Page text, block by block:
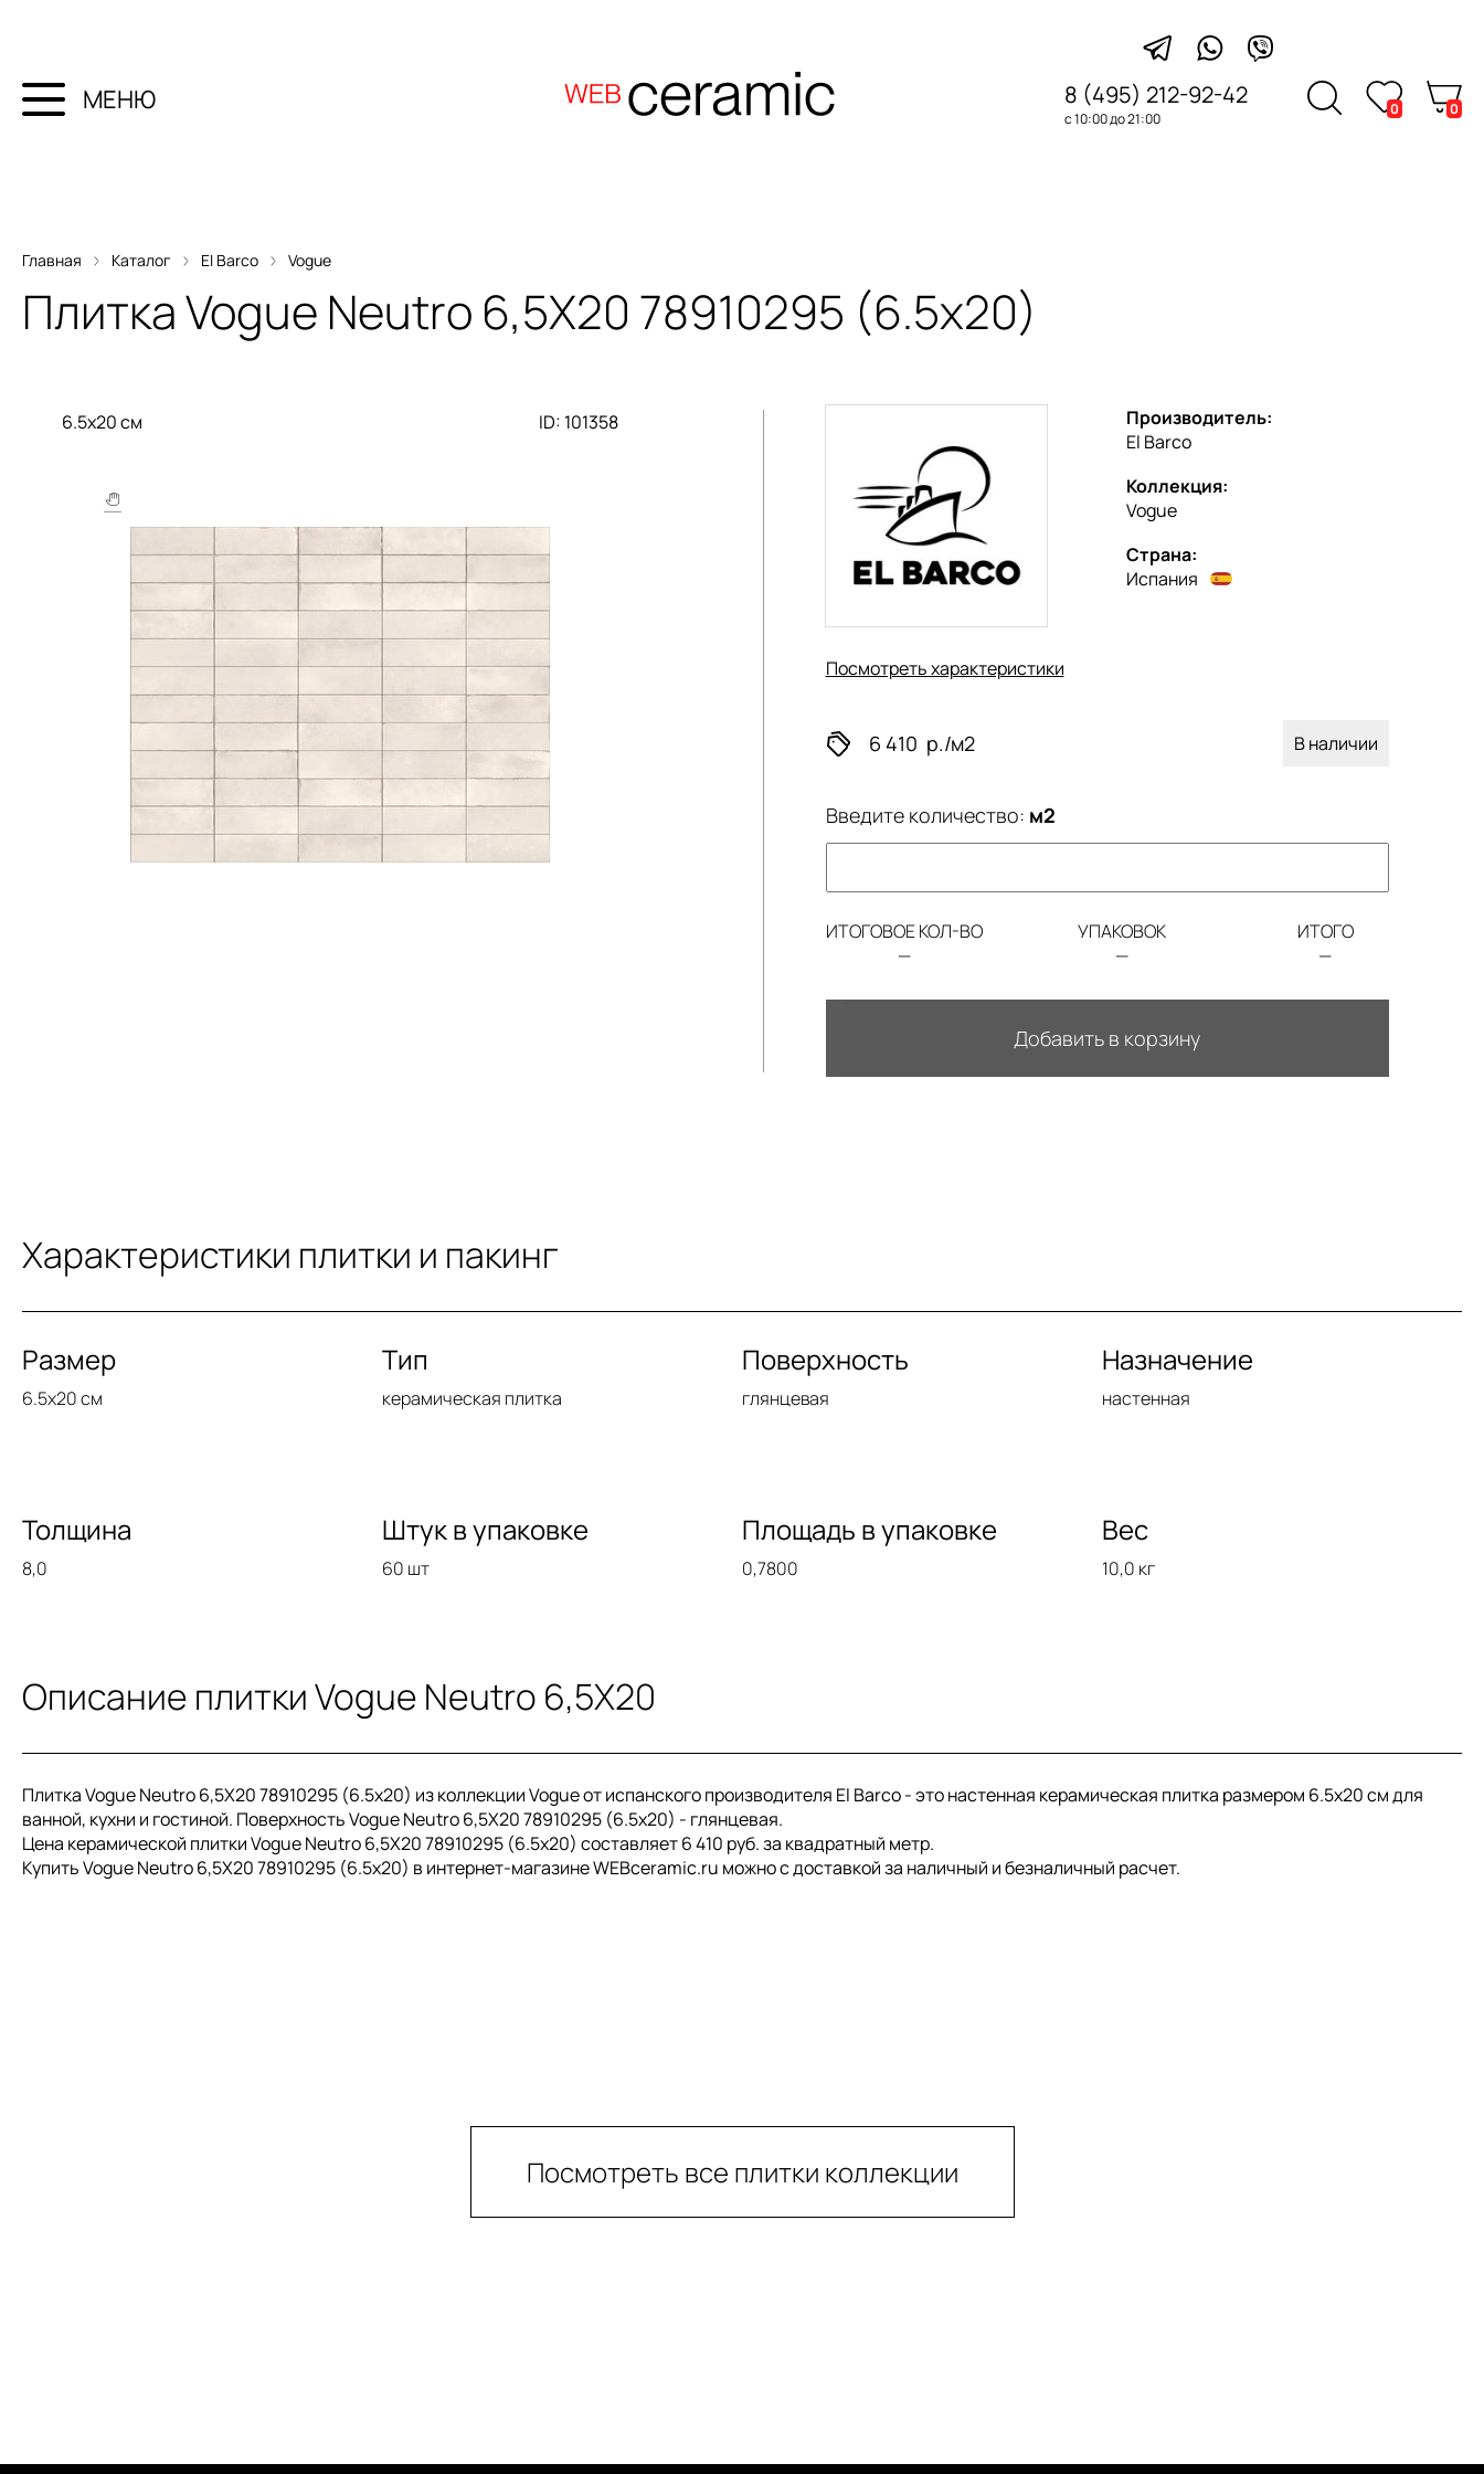
МЕНЮ 8 (495) 212-92-42
с 10:00 до 21:00
0 0
Главная Каталог El Barco Vogue
ПлиткаVogue Neutro 6,5X20 78910295 (6.5x20)
6.5x20 см ID: 101358
Производитель:
El Barco
Коллекция:
Vogue
Страна:
Испания
Посмотреть характеристики
6 410 р./м2 В наличии
Введите количество: м2
ИТОГОВОЕ КОЛ-ВО
—
УПАКОВОК
—
ИТОГО
—
Добавить в корзину
Характеристики плитки и пакинг
Размер
6.5x20 см
Тип
керамическая плитка
Поверхность
глянцевая
Назначение
настенная
Толщина
8,0
Штук в упаковке
60 шт
Площадь в упаковке
0,7800
Вес
10,0 кг
Описание плитки Vogue Neutro 6,5X20
Плитка Vogue Neutro 6,5X20 78910295 (6.5x20) из коллекции Vogue от испанского производителя El Barco - это настенная керамическая плитка размером 6.5x20 см для
ванной, кухни и гостиной. Поверхность Vogue Neutro 6,5X20 78910295 (6.5x20) - глянцевая.
Цена керамической плитки Vogue Neutro 6,5X20 78910295 (6.5x20) составляет 6 410 руб. за квадратный метр.
Купить Vogue Neutro 6,5X20 78910295 (6.5x20) в интернет-магазине WEBceramic.ru можно с доставкой за наличный и безналичный расчет.
Посмотреть все плитки коллекции